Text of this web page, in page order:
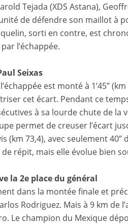
Tejada (XDS Astana),
de défendre son maillot à
sorti en contre, est
l’échappée.
Seixas
est monté à 1’45’’
cet écart. Pendant ce
à sa lourde chute de la
permet de creuser l’écart
(km 73,4), avec seulement
répit, mais elle évolue bien
la 2e place du général
dans la montée finale et
Rodriguez. Mais à 9 km de
Le champion du Mexique